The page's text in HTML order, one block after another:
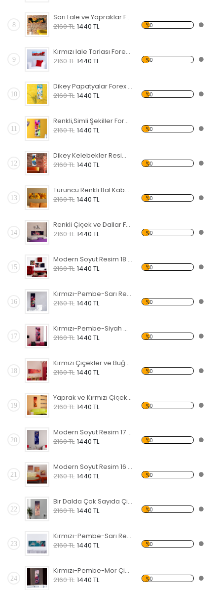
8
Sarı Lale ve Yapraklar Forex Tablo
2160 TL 1440 TL %0
9
Kırmızı lale Tarlası Forex Tablo
2160 TL 1440 TL %0
10
Dikey Papatyalar Forex Tablo
2160 TL 1440 TL %0
11
Renkli,Simli Şekiller Forex Tablo
2160 TL 1440 TL %0
12
Dikey Kelebekler Resim Forex Tablo
2160 TL 1440 TL %0
13
Turuncu Renkli Bal Kabakları Forex Tablo
2160 TL 1440 TL %0
14
Renkli Çiçek ve Dallar Forex Tablo
2160 TL 1440 TL %0
15
Modern Soyut Resim 18 Forex Tablo
2160 TL 1440 TL %0
16
Kırmızı-Pembe-Sarı Renkli Çiçekler Forex Tablo
2160 TL 1440 TL %0
17
Kırmızı-Pembe-Siyah Çiçekler Forex Tablo
2160 TL 1440 TL %0
18
Kırmızı Çiçekler ve Buğday Başakları Forex Tablo
2160 TL 1440 TL %0
19
Yaprak ve Kırmızı Çiçekler Forex Tablo
2160 TL 1440 TL %0
20
Modern Soyut Resim 17 Forex Tablo
2160 TL 1440 TL %0
21
Modern Soyut Resim 16 Forex Tablo
2160 TL 1440 TL %0
22
Bir Dalda Çok Sayıda Çiçek Forex Tablo
2160 TL 1440 TL %0
23
Kırmızı-Pembe-Sarı Renkli Çiçekler Forex Tablo
2160 TL 1440 TL %0
24
Kırmızı-Pembe-Mor Çiçekler Forex Tablo
2160 TL 1440 TL %0